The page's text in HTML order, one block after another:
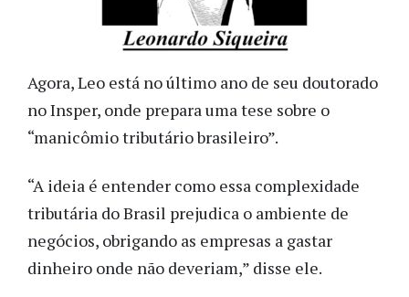
Agora, Leo está no último ano de seu doutorado
no Insper, onde prepara uma tese sobre o
“manicômio tributário brasileiro”.
“A ideia é entender como essa complexidade
tributária do Brasil prejudica o ambiente de
negócios, obrigando as empresas a gastar
dinheiro onde não deveriam,” disse ele.